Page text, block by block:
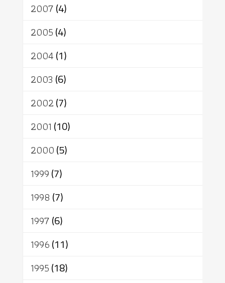
2007(4)
2005(4)
2004(1)
2003 (6)
2002(7)
2001 (10)
2000(5)
1999(7)
1998 (7)
1997(6)
1996(11)
1995(18)